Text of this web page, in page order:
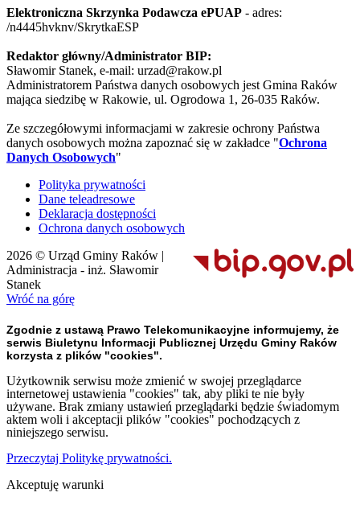
Elektroniczna Skrzynka Podawcza ePUAP - adres:
/n4445hvknv/SkrytkaESP
Redaktor główny/Administrator BIP:
Sławomir Stanek, e-mail: urzad@rakow.pl
Administratorem Państwa danych osobowych jest Gmina Raków
mająca siedzibę w Rakowie, ul. Ogrodowa 1, 26-035 Raków.
Ze szczegółowymi informacjami w zakresie ochrony Państwa
danych osobowych można zapoznać się w zakładce "Ochrona
Danych Osobowych"
Polityka prywatności
Dane teleadresowe
Deklaracja dostępności
Ochrona danych osobowych
2026 © Urząd Gminy Raków |
Administracja - inż. Sławomir
Stanek
Wróć na górę
Zgodnie z ustawą Prawo Telekomunikacyjne informujemy, że
serwis Biuletynu Informacji Publicznej Urzędu Gminy Raków
korzysta z plików "cookies".
Użytkownik serwisu może zmienić w swojej przeglądarce
internetowej ustawienia "cookies" tak, aby pliki te nie były
używane. Brak zmiany ustawień przeglądarki będzie świadomym
aktem woli i akceptacji plików "cookies" pochodzących z
niniejszego serwisu.
Przeczytaj Politykę prywatności.
Akceptuję warunki